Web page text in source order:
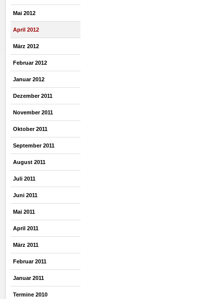
Mai 2012
April 2012
März 2012
Februar 2012
Januar 2012
Dezember 2011
November 2011
Oktober 2011
September 2011
August 2011
Juli 2011
Juni 2011
Mai 2011
April 2011
März 2011
Februar 2011
Januar 2011
Termine 2010